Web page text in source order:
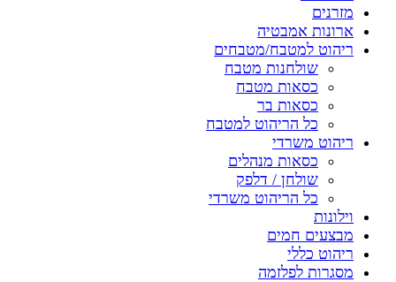
מזרנים
ארונות אמבטיה
ריהוט למטבח/מטבחים
שולחנות מטבח
כסאות מטבח
כסאות בר
כל הריהוט למטבח
ריהוט משרדי
כסאות מנהלים
שולחן / דלפק
כל הריהוט משרדי
וילונות
מבצעים חמים
ריהוט כללי
מסגרות לפלזמה